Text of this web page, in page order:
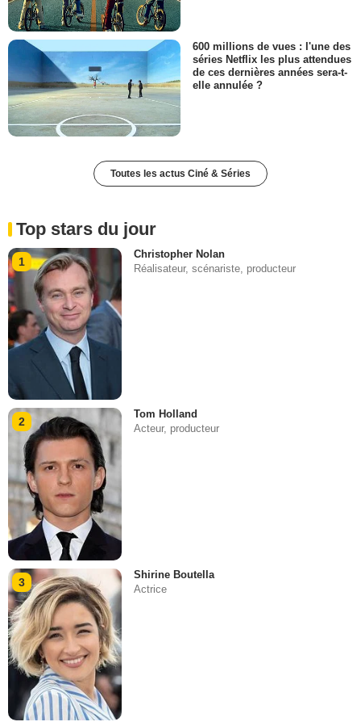
600 millions de vues : l'une des
séries Netflix les plus attendues
de ces dernières années sera-t-
elle annulée ?
Toutes les actus Ciné & Séries
Top stars du jour
1
Christopher Nolan
Réalisateur, scénariste, producteur
2
Tom Holland
Acteur, producteur
3
Shirine Boutella
Actrice